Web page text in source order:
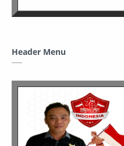
Header Menu